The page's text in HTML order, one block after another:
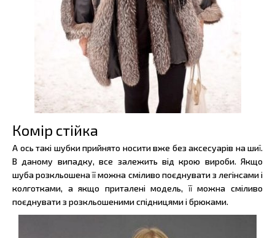
Комір стійка
А ось такі шубки прийнято носити вже без аксесуарів на шиї.
В даному випадку, все залежить від крою вироби. Якщо
шуба розкльошена її можна сміливо поєднувати з легінсами і
колготками, а якщо приталені модель, її можна сміливо
поєднувати з розкльошеними спідницями і брюками.